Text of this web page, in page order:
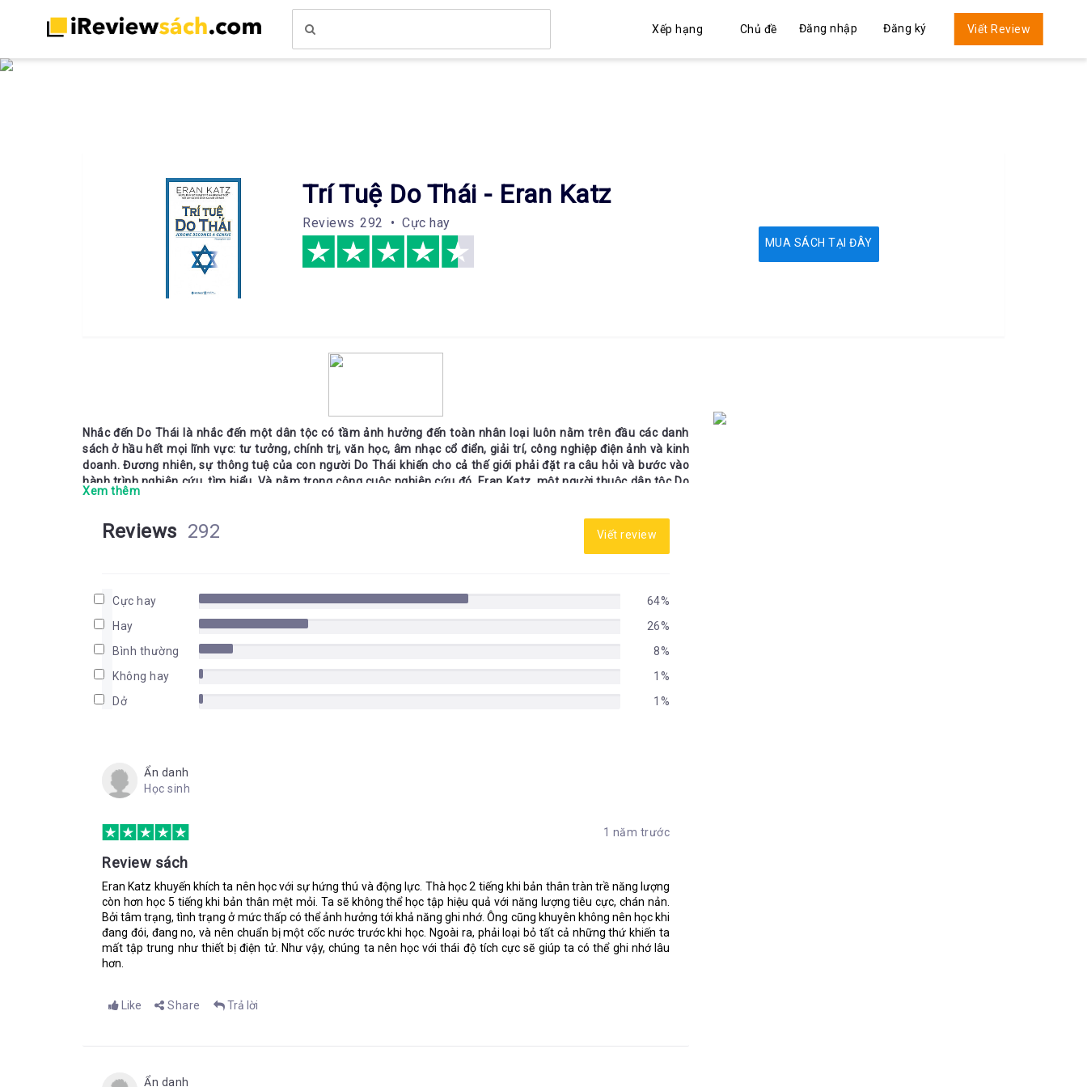
Xếp hạng Chủ đề Đăng nhập Đăng ký Viết Review
Trí Tuệ Do Thái - Eran Katz
Reviews 292 • Cực hay
MUA SÁCH TẠI ĐÂY
Nhắc đến Do Thái là nhắc đến một dân tộc có tầm ảnh hưởng đến toàn nhân loại luôn nằm trên đầu các danh
sách ở hầu hết mọi lĩnh vực: tư tưởng, chính trị, văn học, âm nhạc cổ điển, giải trí, công nghiệp điện ảnh và kinh
doanh. Đương nhiên, sự thông tuệ của con người Do Thái khiến cho cả thế giới phải đặt ra câu hỏi và bước vào
hành trình nghiên cứu, tìm hiểu. Và nằm trong công cuộc nghiên cứu đó, Eran Katz, một người thuộc dân tộc Do
Thái cũng đã giải mã những bí mật về những phương pháp và kỹ thuật phát triển tầng lớp trí thức của dân tộc
đặc biệt mà người Do Thái đã vận dụng để xây dựng dân tộc mình, một Bộ óc Do Thái.
Cuốn Jerome Becomes a Genius (với tựa đề Tiếng Việt Trí Tuệ Do Thái) là câu chuyện kể về một chàng trai Do
Thái tên là Jerome. Gã trai này có cái vẻ bề ngoài, nói theo cách của người Việt Nam chúng ta, là khá lấc cấc,
sống lông bông và ăn mặc lố lăng. Gần như lúc nào anh cũng diện độc một chiếc quần bò bạc phếch với đủ thứ
áo phông in những hình thù kỳ dị và những câu khẩu hiệu nghe rất chướng tai mà anh ta đang hăng hái quảng
cáo và tiếp thị. Anh chàng cũng rất ham mê thể thao, đặc biệt là bóng đá.
vòng 3 năm.
đích thực của từ này. Chỉ hai năm, anh đã kiếm được 20 triệu đô la vẫn bằng cái nghề thiết kế mẫu và buôn bán
có đủ 50 triệu đô la, anh cưới luôn Lisa, cô gái mà anh yêu và tôn thờ như “một phụ nữ Do Thái đặc biệt”.
Với cốt truyện này, cuốn sách dần hé lộ những bí ẩn về sự thông thái của người Do Thái. Kể chuyện về một dân
tộc Do Thái thông tuệ với những phương pháp, kỹ thuật xây dựng và phát triển tầng lớp trí thức đã được giữ kín
hàng ngàn năm như một bí mật mang tính văn hóa.
Thái hay không.
những nhà giáo sĩ, thầy giáo đem đến rất nhiều điều thú vị về sự thông thái của người Do Thái.
Xem thêm
Reviews 292 Viết review
Cực hay
64%
Hay
26%
Bình thường
8%
Không hay
1%
Dở
1%
Ẩn danh
Học sinh
1 năm trước
Review sách
Eran Katz khuyến khích ta nên học với sự hứng thú và động lực. Thà học 2 tiếng khi bản thân tràn trề năng lượng
còn hơn học 5 tiếng khi bản thân mệt mỏi. Ta sẽ không thể học tập hiệu quả với năng lượng tiêu cực, chán nản.
Bởi tâm trạng, tình trạng ở mức thấp có thể ảnh hưởng tới khả năng ghi nhớ. Ông cũng khuyên không nên học khi
đang đói, đang no, và nên chuẩn bị một cốc nước trước khi học. Ngoài ra, phải loại bỏ tất cả những thứ khiến ta
mất tập trung như thiết bị điện tử. Như vậy, chúng ta nên học với thái độ tích cực sẽ giúp ta có thể ghi nhớ lâu
hơn.
Like Share Trả lời
Ẩn danh